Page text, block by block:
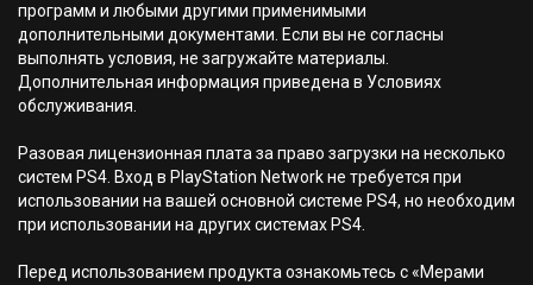
программ и любыми другими применимыми
дополнительными документами. Если вы не согласны
выполнять условия, не загружайте материалы.
Дополнительная информация приведена в Условиях
обслуживания.
Разовая лицензионная плата за право загрузки на несколько
систем PS4. Вход в PlayStation Network не требуется при
использовании на вашей основной системе PS4, но необходим
при использовании на других системах PS4.
Перед использованием продукта ознакомьтесь с «Мерами